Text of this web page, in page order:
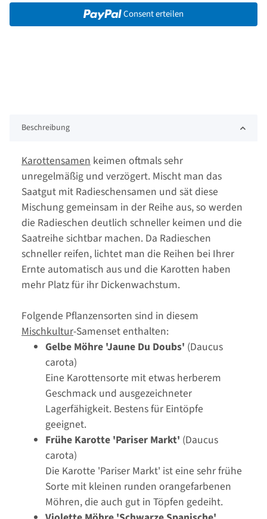
Consent erteilen
Beschreibung
Karottensamen keimen oftmals sehr
unregelmäßig und verzögert. Mischt man das
Saatgut mit Radieschensamen und sät diese
Mischung gemeinsam in der Reihe aus, so werden
die Radieschen deutlich schneller keimen und die
Saatreihe sichtbar machen. Da Radieschen
schneller reifen, lichtet man die Reihen bei Ihrer
Ernte automatisch aus und die Karotten haben
mehr Platz für ihr Dickenwachstum.
Folgende Pflanzensorten sind in diesem
Mischkultur-Samenset enthalten:
Gelbe Möhre 'Jaune Du Doubs' (Daucus
carota)
Eine Karottensorte mit etwas herberem
Geschmack und ausgezeichneter
Lagerfähigkeit. Bestens für Eintöpfe
geeignet.
Frühe Karotte 'Pariser Markt' (Daucus
carota)
Die Karotte 'Pariser Markt' ist eine sehr frühe
Sorte mit kleinen runden orangefarbenen
Möhren, die auch gut in Töpfen gedeiht.